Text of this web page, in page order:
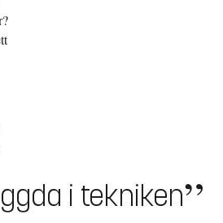
i tekniken